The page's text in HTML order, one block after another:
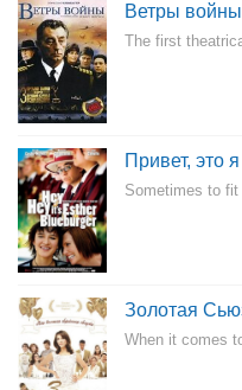
Ветры войны
The first
Привет, это я
Sometimes to
Золотая
When it comes